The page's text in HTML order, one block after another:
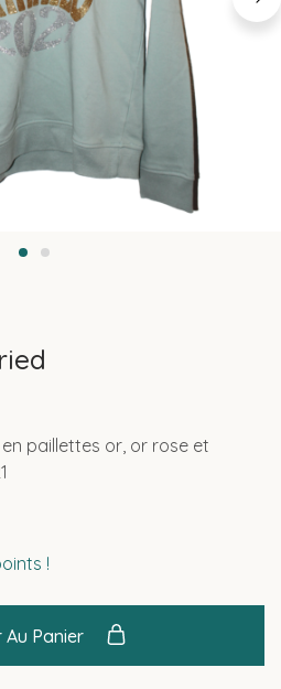
paillettes or, or rose et
!
Panier